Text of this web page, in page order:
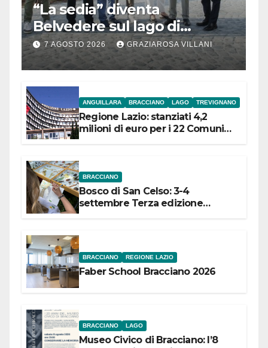
“La sedia” diventa
Belvedere sul lago di
Bracciano: ieri
l’inaugurazione
7 AGOSTO 2026 GRAZIAROSA VILLANI
ANGUILLARA BRACCIANO LAGO TREVIGNANO
Regione Lazio: stanziati 4,2
milioni di euro per i 22 Comuni
BRACCIANO
Bosco di San Celso: 3-4
settembre Terza edizione
BRACCIANO REGIONE LAZIO
Faber School Bracciano 2026
BRACCIANO LAGO
Museo Civico di Bracciano: l’8